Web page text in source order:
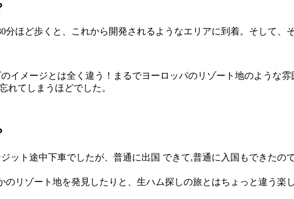
ほど歩くと、これから開発されるようなエリアに到着。そして
イメージとは全く違う！まるでヨーロッパのリゾート地のような雰
れてしまうほどでした。
ット途中下車でしたが、普通に出国 できて,普通に入国もできたの
リゾート地を発見したりと、生ハム探しの旅とはちょっと違う楽